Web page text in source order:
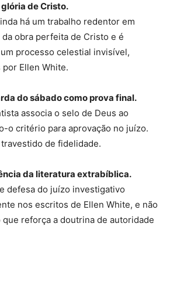
de Cristo.
há um trabalho redentor em
obra perfeita de Cristo e é
processo celestial invisível,
Ellen White.
do sábado como prova final.
associa o selo de Deus ao
o critério para aprovação no juízo.
de fidelidade.
da literatura extrabíblica.
defesa do juízo investigativo
nos escritos de Ellen White, e não
que reforça a doutrina de autoridade